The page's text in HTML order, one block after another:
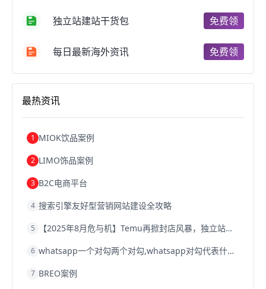
天津跨境电商东南亚跨境电商
跨境电商b2b阿里巴巴跨境电商
跨境电商关税
跨境电商建站
浙江跨境电商宁波跨境电商跨境电商的模式
跨境电商优势跨境电商的优势
独立站建站干货包 免费领
每日最新海外资讯 免费领
最热资讯
1 MIOK饮品案例
2 LIMO饰品案例
3 B2C电商平台
4 搜索引擎友好型营销网站建设全攻略
5 【2025年8月危与机】Temu再掀封店风暴，独立站才是跨境卖家的避险通道
6 whatsapp一个对勾两个对勾,whatsapp对勾代表什么意思
7 BREO案例